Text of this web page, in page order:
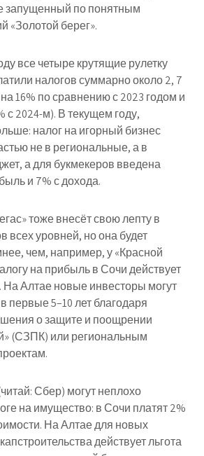
запущенный по понятным
«Золотой берег».
все четыре крутящие рулетку
налогов суммарно около 2, 7
16% по сравнению с 2023 годом и
с 2024-м). В текущем году,
налог на игорный бизнес
не в региональные, а в
а для букмекеров введена
и 7% с дохода.
тоже внесёт свою лепту в
всех уровней, но она будет
чем, например, у «Красной
на прибыль в Сочи действует
На Алтае новые инвесторы могут
первые 5–10 лет благодаря
о защите и поощрении
(СЗПК) или региональным
Сбер) могут неплохо
на имущество: в Сочи платят 2%
На Алтае для новых
действует льгота